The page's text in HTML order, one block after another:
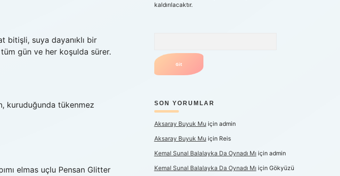
bitişli, suya dayanıklı bir
gün ve her koşulda sürer.
kuruduğunda tükenmez
elmas uçlu Pensan Glitter
kaldırılacaktır.
SON YORUMLAR
Aksaray Buyuk Mu için admin
Aksaray Buyuk Mu için Reis
Kemal Sunal Balalayka Da Oynadı Mı için admin
Kemal Sunal Balalayka Da Oynadı Mı için Gökyüzü